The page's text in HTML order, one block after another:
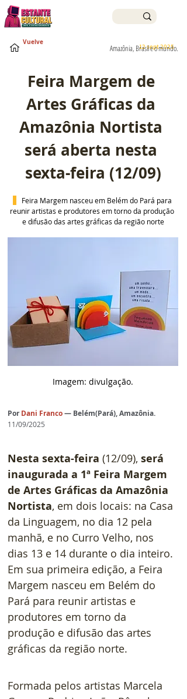
12 sept 2025
Amazônia, Brasil e o mundo.
Vuelve
Feira Margem de
Artes Gráficas da
Amazônia Nortista
será aberta nesta
sexta-feira (12/09)
Feira Margem nasceu em Belém do Pará para
reunir artistas e produtores em torno da produção
e difusão das artes gráficas da região norte
Imagem: divulgação.
Por Dani Franco — Belém(Pará), Amazônia.
11/09/2025
Nesta sexta-feira (12/09), será
inaugurada a 1ª Feira Margem
de Artes Gráficas da Amazônia
Nortista, em dois locais: na Casa
da Linguagem, no dia 12 pela
manhã, e no Curro Velho, nos
dias 13 e 14 durante o dia inteiro.
Em sua primeira edição, a Feira
Margem nasceu em Belém do
Pará para reunir artistas e
produtores em torno da
produção e difusão das artes
gráficas da região norte.
Formada pelos artistas Marcela